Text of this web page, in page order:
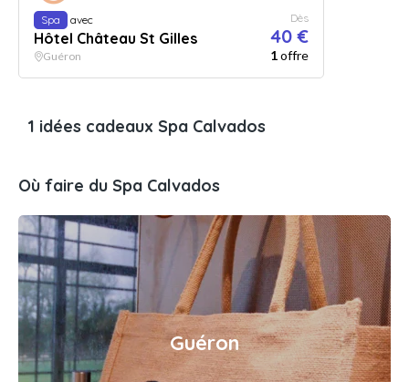
Spa avec
Hôtel Château St Gilles
Dès
40 €
Guéron 1offre
1 idées cadeaux Spa Calvados
Où faire du Spa Calvados
Guéron